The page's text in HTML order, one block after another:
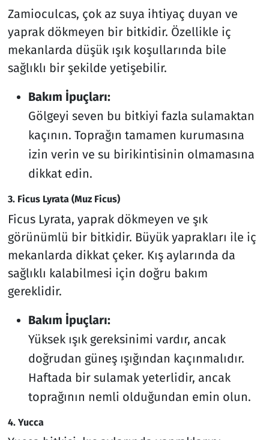
Zamioculcas, çok az suya ihtiyaç duyan ve
yaprak dökmeyen bir bitkidir. Özellikle iç
mekanlarda düşük ışık koşullarında bile
sağlıklı bir şekilde yetişebilir.
Bakım İpuçları:
Gölgeyi seven bu bitkiyi fazla sulamaktan
kaçının. Toprağın tamamen kurumasına
izin verin ve su birikintisinin olmamasına
dikkat edin.
3. Ficus Lyrata (Muz Ficus)
Ficus Lyrata, yaprak dökmeyen ve şık
görünümlü bir bitkidir. Büyük yaprakları ile iç
mekanlarda dikkat çeker. Kış aylarında da
sağlıklı kalabilmesi için doğru bakım
gereklidir.
Bakım İpuçları:
Yüksek ışık gereksinimi vardır, ancak
doğrudan güneş ışığından kaçınmalıdır.
Haftada bir sulamak yeterlidir, ancak
toprağının nemli olduğundan emin olun.
4. Yucca